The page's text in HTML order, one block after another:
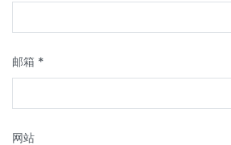
邮箱 *
网站